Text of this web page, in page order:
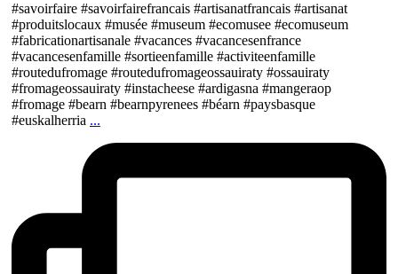
#savoirfaire #savoirfairefrancais #artisanatfrancais #artisanat
#produitslocaux #musée #museum #ecomusee #ecomuseum
#fabricationartisanale #vacances #vacancesenfrance
#vacancesenfamille #sortieenfamille #activiteenfamille
#routedufromage #routedufromageossauiraty #ossauiraty
#fromageossauiraty #instacheese #ardigasna #mangeraop
#fromage #bearn #bearnpyrenees #béarn #paysbasque
#euskalherria ...